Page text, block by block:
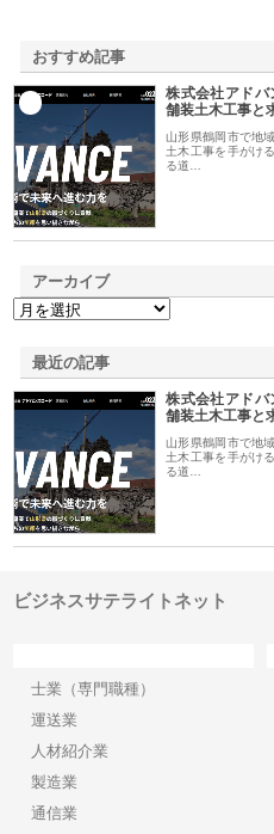
おすすめ記事
株式会社アドバ
舗装土木工事と
山形県鶴岡市で地
土木工事を手がけ
る道…
アーカイブ
最近の記事
株式会社アドバ
舗装土木工事と
山形県鶴岡市で地
土木工事を手がけ
る道…
ビジネスサテライトネット
士業（専門職種）
運送業
人材紹介業
製造業
通信業